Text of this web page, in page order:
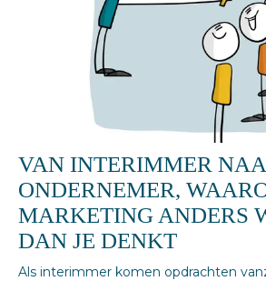
VAN INTERIMMER
ONDERNEMER,
MARKETING ANDERS
DAN JE DENKT
Als interimmer komen opdrachten